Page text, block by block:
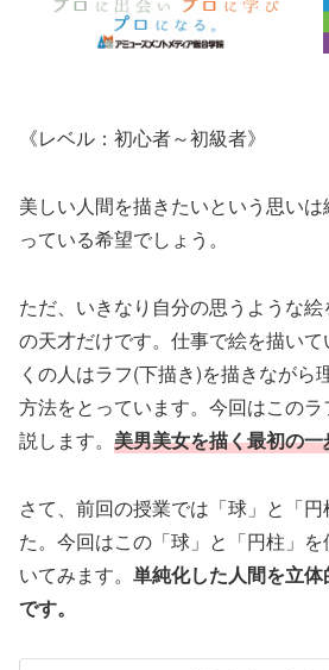
《レベル：初心者～初級者》
美しい人間を描きたいという思い
っている希望でしょう。
ただ、いきなり自分の思うような
の天才だけです。仕事で絵を描い
くの人はラフ(下描き)を描きながら
方法をとっています。今回はこの
説します。 美男美女を描く最初の
さて、前回の授業では「球」と「
た。今回はこの「球」と「円柱」
いてみます。 単純化した人間を立
です。